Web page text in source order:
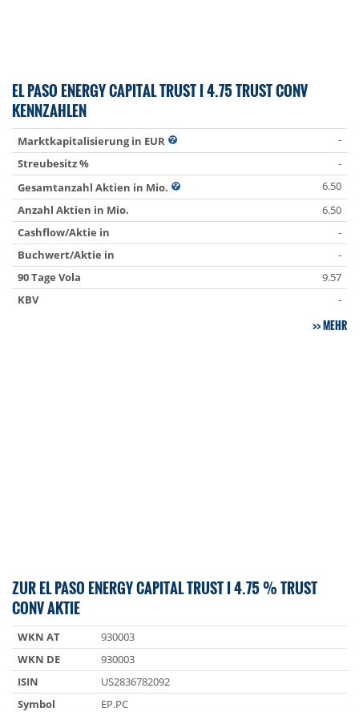
EL PASO ENERGY CAPITAL TRUST I 4.75 TRUST CONV
KENNZAHLEN
Marktkapitalisierung in EUR
-
Streubesitz %
-
Gesamtanzahl Aktien in Mio.
6.50
Anzahl Aktien in Mio.
6.50
Cashflow/Aktie in
-
Buchwert/Aktie in
-
90 Tage Vola
9.57
KBV
-
MEHR
ZUR EL PASO ENERGY CAPITAL TRUST I 4.75 % TRUST
CONV AKTIE
WKN AT
930003
WKN DE
930003
ISIN
US2836782092
Symbol
EP.PC